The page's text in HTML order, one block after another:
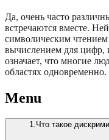
Да, очень часто
встречаются вместе.
символическим
вычислением для цифр,
означает, что многие
областях одновременно.
Menu
1.Что такое